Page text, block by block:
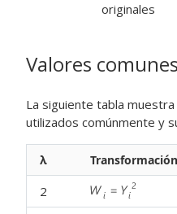
originales
Valores
La siguiente tabla
utilizados comúnmente y
λ Transformación
2